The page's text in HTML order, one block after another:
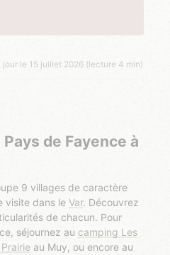
jour le 15 juillet 2026 (lecture 4 min)
de Fayence à
visite dans leVar. Découvrez
de chacun. Pour
séjournez au camping Les
au Muy, ou encore au